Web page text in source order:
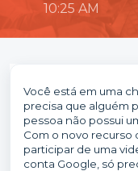
10:25 AM
Você está em uma
precisa que alguém
pessoa não possui
Com o novo recurso
participar de uma
conta Google, só